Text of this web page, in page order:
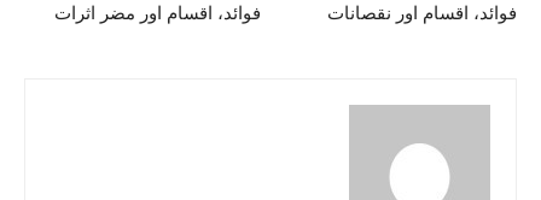
فوائد، اقسام اور مضر اثرات
فوائد، اقسام اور نقصانات